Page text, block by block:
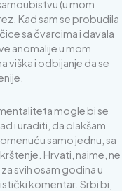
(u mom
Kad sam se probudila
sa čvarcima i davala
anomalije u mom
viška i odbijanje da se
mogle bi se
i uraditi, da olakšam
samo jednu, sa
Hrvati, naime, ne
svih osam godina u
komentar. Srbi bi,